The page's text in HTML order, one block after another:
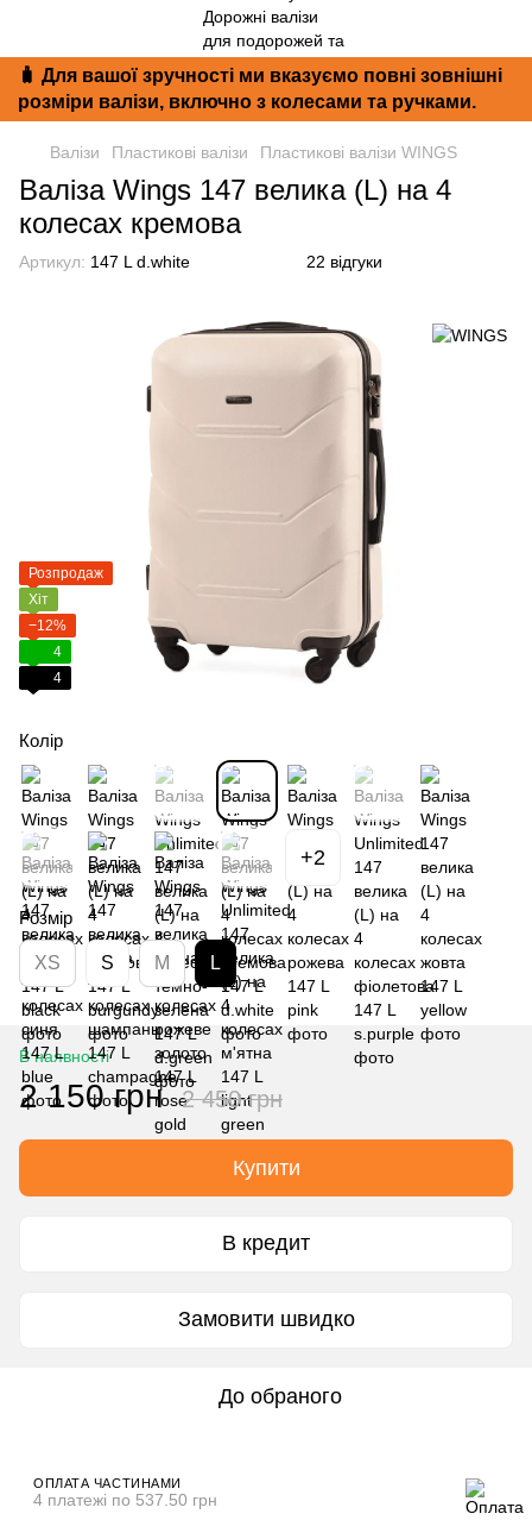
🧳 Для вашої зручності ми вказуємо повні зовнішні
розміри валізи, включно з колесами та ручками.
Валізи Пластикові валізи Пластикові валізи WINGS
Валіза Wings 147 велика (L) на 4
колесах кремова
Артикул: 147 L d.white 22 відгуки
Розпродаж
Хіт
−12%
4
4
Колір
+2
Розмір
XS S M L
В наявності
2 150 грн 2 450 грн
Купити
В кредит
Замовити швидко
До обраного
ОПЛАТА ЧАСТИНАМИ
4 платежі по 537.50 грн